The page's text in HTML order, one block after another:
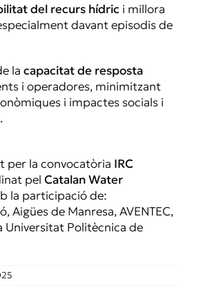
del recurs hídric i millora
davant episodis de
la capacitat de resposta
i operadores, minimitzant
i impactes socials i
per la convocatòria IRC
pel Catalan Water
la participació de:
Aigües de Manresa, AVENTEC,
Universitat Politècnica de